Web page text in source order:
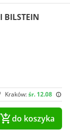
Kraków:śr. 12.08
do koszyka